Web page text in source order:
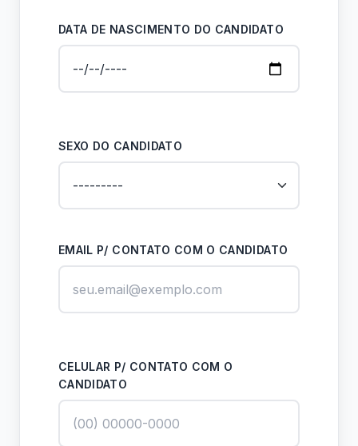
DATA DE NASCIMENTO DO CANDIDATO
SEXO DO CANDIDATO
EMAIL P/ CONTATO COM O CANDIDATO
CELULAR P/ CONTATO COM O
CANDIDATO